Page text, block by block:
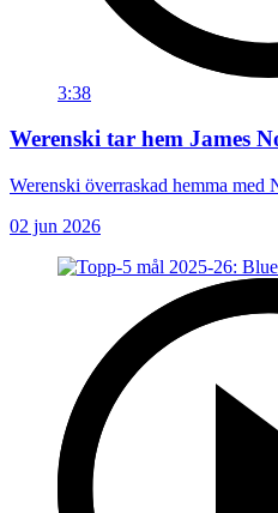
3:38
Werenski tar hem James
Werenski överraskad hemma med
02 jun 2026